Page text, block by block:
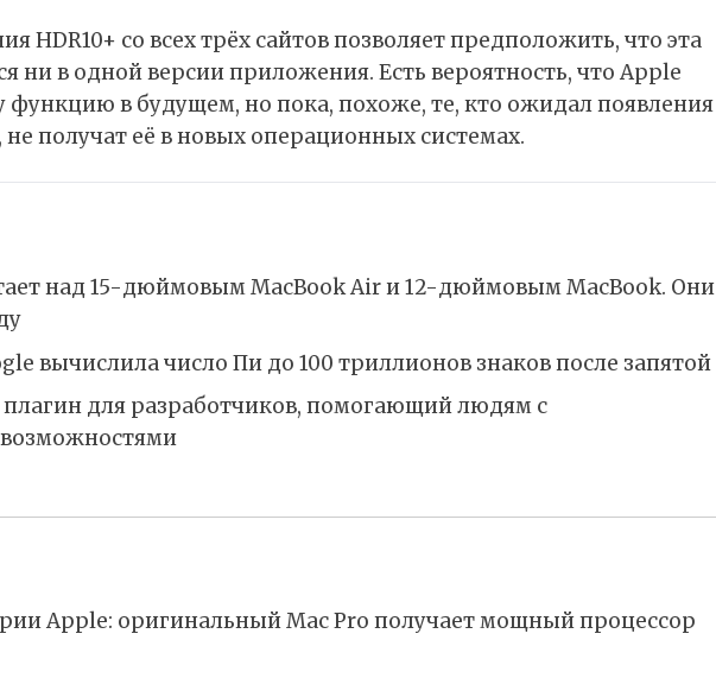
HDR10+ со всех трёх сайтов позволяет предположить, что эта
ни в одной версии приложения. Есть вероятность, что Apple
функцию в будущем, но пока, похоже, те, кто ожидал появления
получат её в новых операционных системах.
над 15-дюймовым MacBook Air и 12-дюймовым MacBook. Они
вычислила число Пи до 100 триллионов знаков после запятой
для разработчиков, помогающий людям с
Apple: оригинальный Mac Pro получает мощный процессор